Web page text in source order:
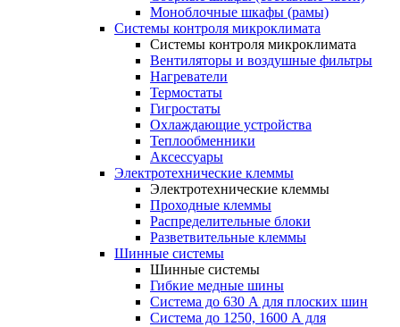
Моноблочные шкафы (рамы)
Системы контроля микроклимата
Системы контроля микроклимата
Вентиляторы и воздушные фильтры
Нагреватели
Термостаты
Гигростаты
Охлаждающие устройства
Теплообменники
Аксессуары
Электротехнические клеммы
Электротехнические клеммы
Проходные клеммы
Распределительные блоки
Разветвительные клеммы
Шинные системы
Шинные системы
Гибкие медные шины
Система до 630 А для плоских шин
Система до 1250, 1600 А для